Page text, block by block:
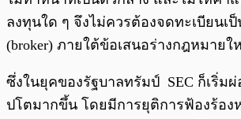
ลงทุนใด ๆ จึงไม่ควรต้องจดทะเบียนเ
(broker) ภายใต้ข้อเสนอร่างกฎหมายใ
ซึ่งในยุคของรัฐบาลทรัมป์ SEC ก็เริ่ม
ปโตมากขึ้น โดยมีการยุติการฟ้องร้อง